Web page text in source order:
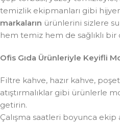
temizlik ekipmanları gibi
markaların ürünlerini sizlere
hem temiz hem de sağlıklı
Ofis Gıda Ürünleriyle Keyifli
Filtre kahve, hazır kahve,
atıştırmalıklar gibi ürünlerle
getirin.
Çalışma saatleri boyunca ekip